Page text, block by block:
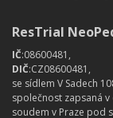
ResTrial
IČ:08600481,
DIČ:CZ08600481,
se sídlem V Sadech
společnost zapsaná
soudem v Praze pod